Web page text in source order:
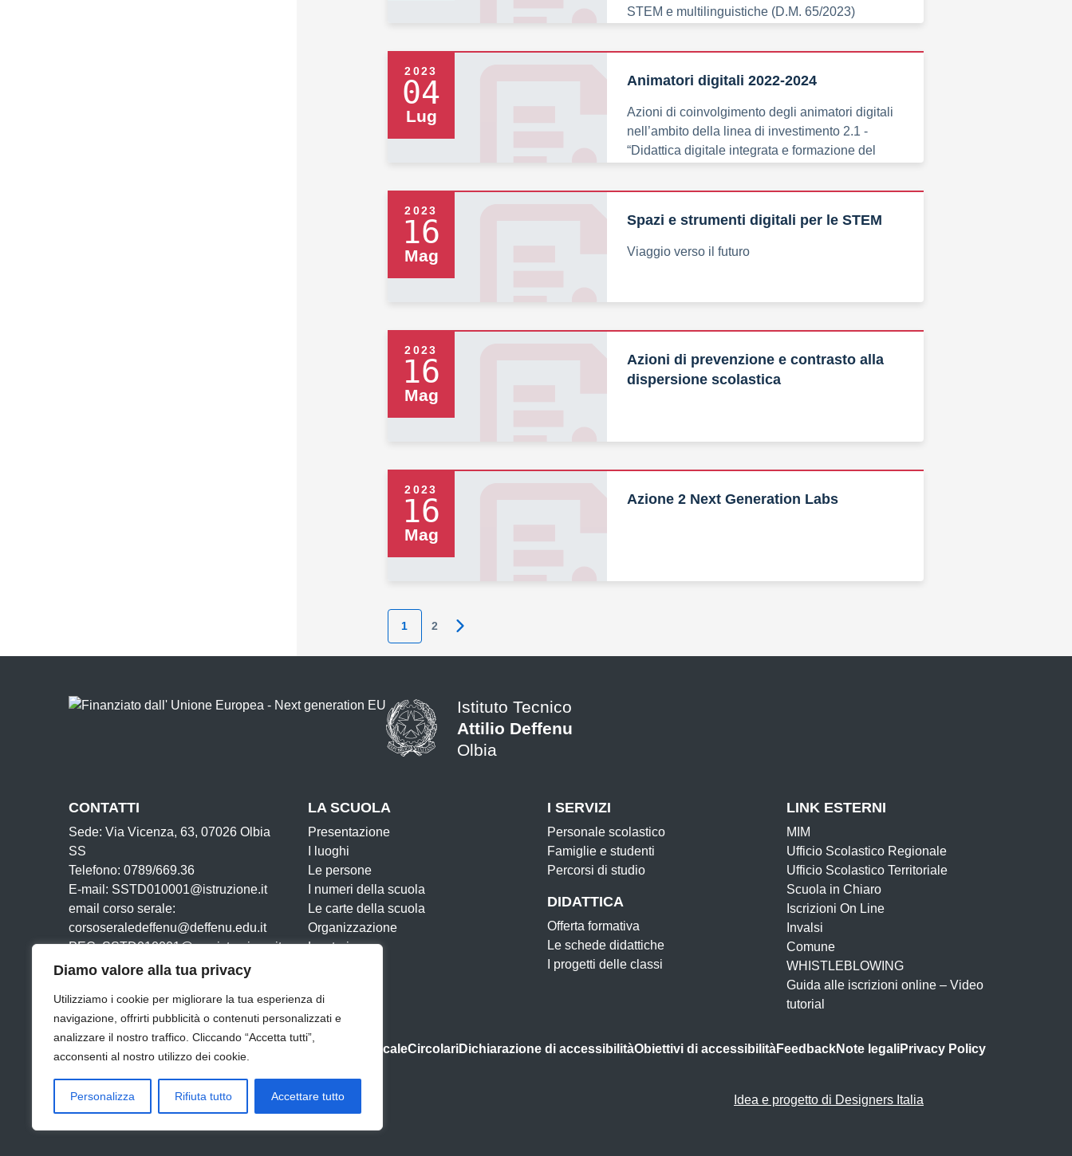
Diamo valore alla tua privacy
Utilizziamo i cookie per migliorare la tua esperienza di
navigazione, offrirti pubblicità o contenuti personalizzati e
analizzare il nostro traffico. Cliccando “Accetta tutti”,
acconsenti al nostro utilizzo dei cookie.
Personalizza Rifiuta tutto Accettare tutto
STEM e multilinguistiche (D.M. 65/2023)
2023
04
Lug
Animatori digitali 2022-2024
Azioni di coinvolgimento degli animatori digitali
nell’ambito della linea di investimento 2.1 -
“Didattica digitale integrata e formazione del
2023
16
Mag
Spazi e strumenti digitali per le STEM
Viaggio verso il futuro
2023
16
Mag
Azioni di prevenzione e contrasto alla
dispersione scolastica
2023
16
Mag
Azione 2 Next Generation Labs
1 2 Pagina successiva
Istituto Tecnico
Attilio Deffenu
Olbia
CONTATTI
Sede: Via Vicenza, 63, 07026 Olbia
SS
Telefono: 0789/669.36
E-mail: SSTD010001@istruzione.it
email corso serale:
corsoseraledeffenu@deffenu.edu.it
PEC: SSTD010001@pec.istruzione.it
Cod. Mecc: SSTD010001
LA SCUOLA
Presentazione
I luoghi
Le persone
I numeri della scuola
Le carte della scuola
Organizzazione
La storia
I SERVIZI
Personale scolastico
Famiglie e studenti
Percorsi di studio
DIDATTICA
Offerta formativa
Le schede didattiche
I progetti delle classi
LINK ESTERNI
MIM
Ufficio Scolastico Regionale
Ufficio Scolastico Territoriale
Scuola in Chiaro
Iscrizioni On Line
Invalsi
Comune
WHISTLEBLOWING
Guida alle iscrizioni online – Video
tutorial
Albo SindacaleCircolariDichiarazione di accessibilitàObiettivi di accessibilitàFeedbackNote legaliPrivacy Policy
Idea e progetto di Designers Italia